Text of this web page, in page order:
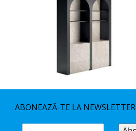
ABONEAZĂ-TE LA NEWSLETTER